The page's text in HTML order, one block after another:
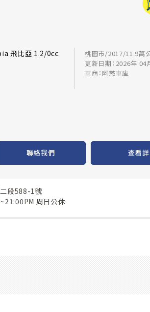
飛比亞 1.2/0cc
桃園市/2017/11.9萬
更新日期：2026年 04
車商：阿慈車庫
聯絡我們 查看
段588-1號
周日公休